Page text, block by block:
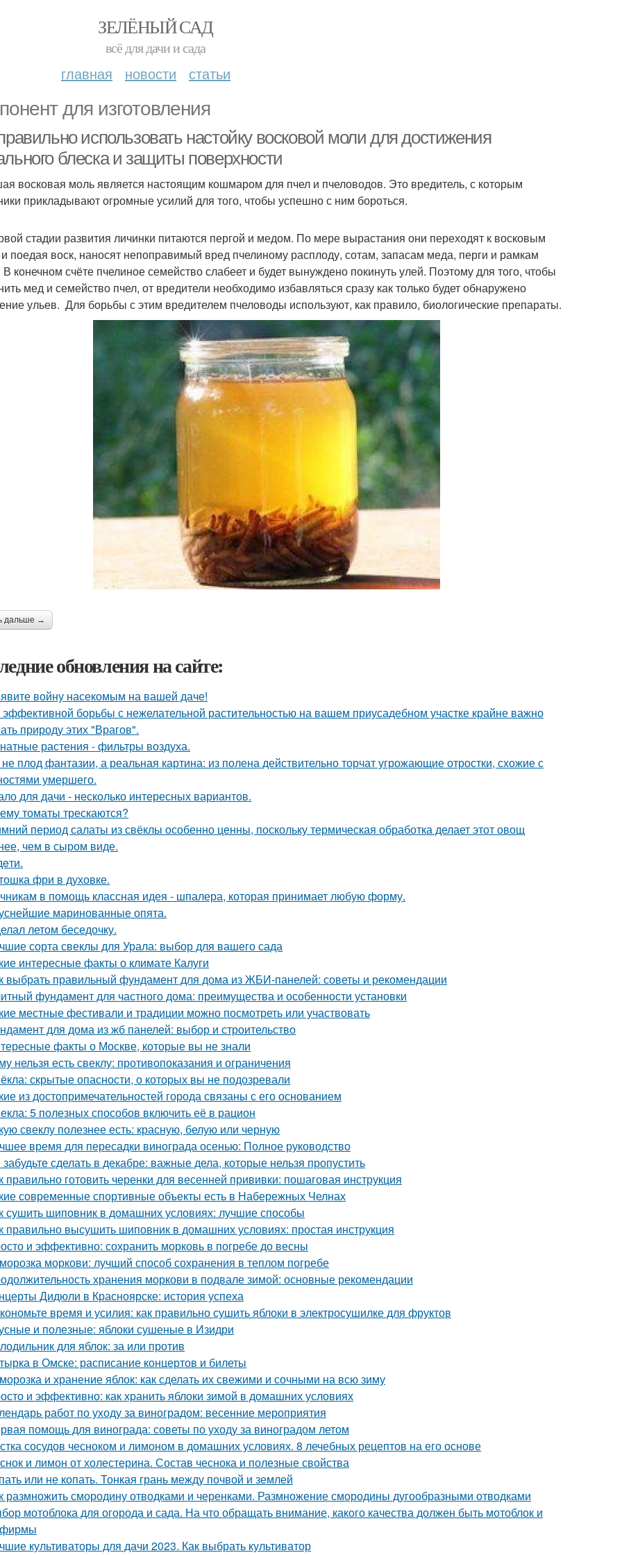
ЗЕЛЁНЫЙ САД
всё для дачи и сада
главная новости статьи
для изготовления
использовать настойку восковой моли для достижения
блеска и защиты поверхности
восковая моль является настоящим кошмаром для пчел и пчеловодов. Это вредитель, с которым
прикладывают огромные усилий для того, чтобы успешно с ним бороться.
стадии развития личинки питаются пергой и медом. По мере вырастания они переходят к восковым
поедая воск, наносят непоправимый вред пчелиному расплоду, сотам, запасам меда, перги и рамкам
В конечном счёте пчелиное семейство слабеет и будет вынуждено покинуть улей. Поэтому для того, чтобы
мед и семейство пчел, от вредители необходимо избавляться сразу как только будет обнаружено
ульев. Для борьбы с этим вредителем пчеловоды используют, как правило, биологические препараты.
дальше →
обновления на сайте:
войну насекомым на вашей даче!
борьбы с нежелательной растительностью на вашем приусадебном участке крайне важно
природу этих "Врагов".
растения - фильтры воздуха.
плод фантазии, а реальная картина: из полена действительно торчат угрожающие отростки, схожие с
умершего.
для дачи - несколько интересных вариантов.
томаты трескаются?
период салаты из свёклы особенно ценны, поскольку термическая обработка делает этот овощ
чем в сыром виде.
фри в духовке.
в помощь классная идея - шпалера, которая принимает любую форму.
маринованные опята.
летом беседочку.
сорта свеклы для Урала: выбор для вашего сада
интересные факты о климате Калуги
выбрать правильный фундамент для дома из ЖБИ-панелей: советы и рекомендации
фундамент для частного дома: преимущества и особенности установки
местные фестивали и традиции можно посмотреть или участвовать
для дома из жб панелей: выбор и строительство
факты о Москве, которые вы не знали
нельзя есть свеклу: противопоказания и ограничения
скрытые опасности, о которых вы не подозревали
из достопримечательностей города связаны с его основанием
5 полезных способов включить её в рацион
свеклу полезнее есть: красную, белую или черную
время для пересадки винограда осенью: Полное руководство
сделать в декабре: важные дела, которые нельзя пропустить
правильно готовить черенки для весенней прививки: пошаговая инструкция
современные спортивные объекты есть в Набережных Челнах
сушить шиповник в домашних условиях: лучшие способы
правильно высушить шиповник в домашних условиях: простая инструкция
и эффективно: сохранить морковь в погребе до весны
моркови: лучший способ сохранения в теплом погребе
хранения моркови в подвале зимой: основные рекомендации
Дидюли в Красноярске: история успеха
время и усилия: как правильно сушить яблоки в электросушилке для фруктов
и полезные: яблоки сушеные в Изидри
для яблок: за или против
в Омске: расписание концертов и билеты
и хранение яблок: как сделать их свежими и сочными на всю зиму
и эффективно: как хранить яблоки зимой в домашних условиях
работ по уходу за виноградом: весенние мероприятия
помощь для винограда: советы по уходу за виноградом летом
сосудов чесноком и лимоном в домашних условиях. 8 лечебных рецептов на его основе
и лимон от холестерина. Состав чеснока и полезные свойства
или не копать. Тонкая грань между почвой и землей
размножить смородину отводками и черенками. Размножение смородины дугообразными отводками
мотоблока для огорода и сада. На что обращать внимание, какого качества должен быть мотоблок и
фирмы
культиваторы для дачи 2023. Как выбрать культиватор